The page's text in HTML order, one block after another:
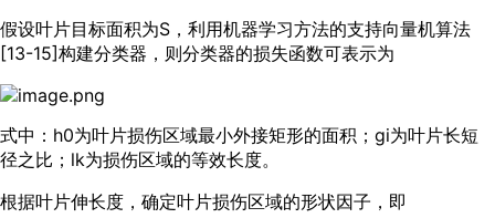
假设叶片目标面积为S，利用机器学习方法的支持向量机算法
[13-15]构建分类器，则分类器的损失函数可表示为
式中：h0为叶片损伤区域最小外接矩形的面积；gi为叶片长短
径之比；lk为损伤区域的等效长度。
根据叶片伸长度，确定叶片损伤区域的形状因子，即